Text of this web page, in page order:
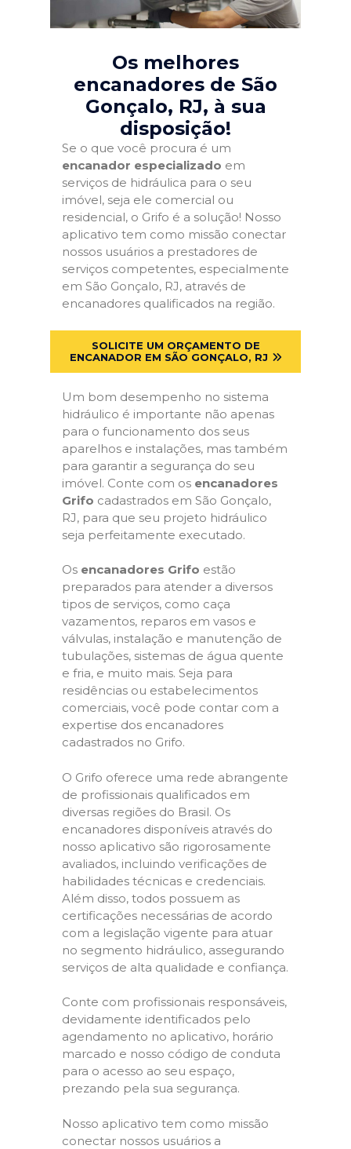
Os melhores
encanadores de São
Gonçalo, RJ, à sua
disposição!
Se o que você procura é um
encanador especializado em
serviços de hidráulica para o seu
imóvel, seja ele comercial ou
residencial, o Grifo é a solução! Nosso
aplicativo tem como missão conectar
nossos usuários a prestadores de
serviços competentes, especialmente
em São Gonçalo, RJ, através de
encanadores qualificados na região.
SOLICITE UM ORÇAMENTO DE
ENCANADOR EM SÃO GONÇALO, RJ
Um bom desempenho no sistema
hidráulico é importante não apenas
para o funcionamento dos seus
aparelhos e instalações, mas também
para garantir a segurança do seu
imóvel. Conte com os encanadores
Grifo cadastrados em São Gonçalo,
RJ, para que seu projeto hidráulico
seja perfeitamente executado.
Os encanadores Grifo estão
preparados para atender a diversos
tipos de serviços, como caça
vazamentos, reparos em vasos e
válvulas, instalação e manutenção de
tubulações, sistemas de água quente
e fria, e muito mais. Seja para
residências ou estabelecimentos
comerciais, você pode contar com a
expertise dos encanadores
cadastrados no Grifo.
O Grifo oferece uma rede abrangente
de profissionais qualificados em
diversas regiões do Brasil. Os
encanadores disponíveis através do
nosso aplicativo são rigorosamente
avaliados, incluindo verificações de
habilidades técnicas e credenciais.
Além disso, todos possuem as
certificações necessárias de acordo
com a legislação vigente para atuar
no segmento hidráulico, assegurando
serviços de alta qualidade e confiança.
Conte com profissionais responsáveis,
devidamente identificados pelo
agendamento no aplicativo, horário
marcado e nosso código de conduta
para o acesso ao seu espaço,
prezando pela sua segurança.
Nosso aplicativo tem como missão
conectar nossos usuários a